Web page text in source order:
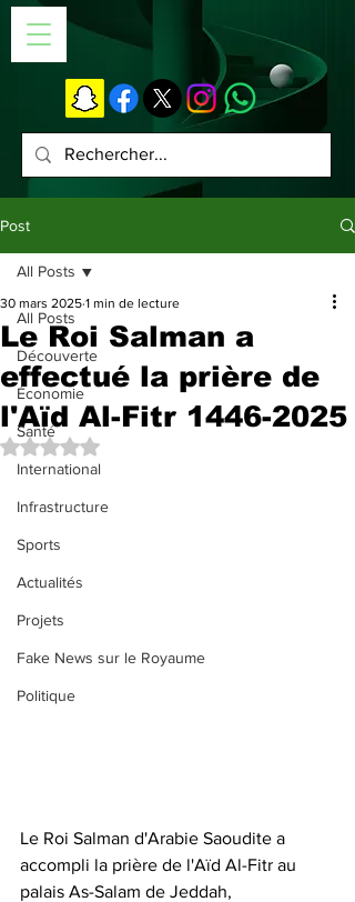
Post
All Posts
Découverte
Économie
Santé
International
Infrastructure
Sports
Actualités
Projets
Fake News sur le Royaume
Politique
All Posts
Le Roi Salman a
effectué la prière de
l'Aïd Al-Fitr 1446-2025
30 mars 2025 1 min de lecture
Noté NaN étoiles sur 5.
Le Roi Salman d'Arabie Saoudite a
accompli la prière de l'Aïd Al-Fitr au
palais As-Salam de Jeddah,